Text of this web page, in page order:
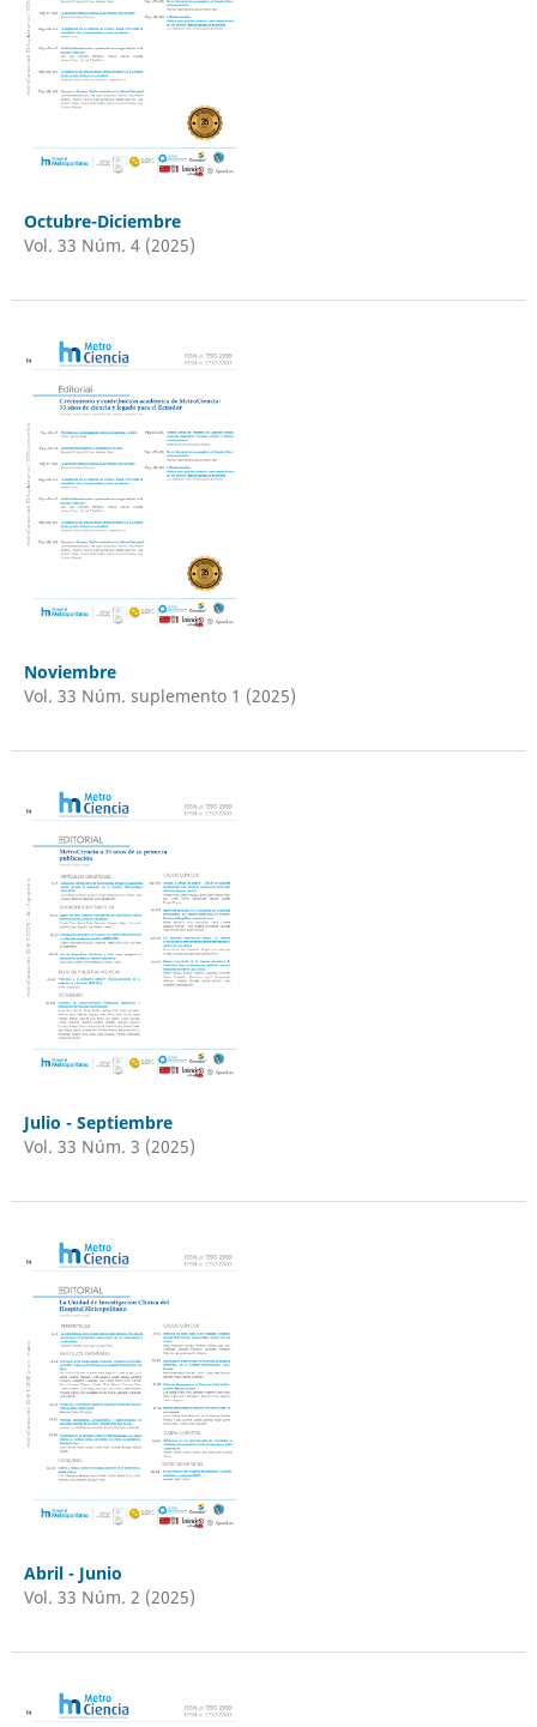
Octubre-Diciembre
Vol. 33 Núm. 4 (2025)
Noviembre
Vol. 33 Núm. suplemento 1 (2025)
Julio - Septiembre
Vol. 33 Núm. 3 (2025)
Abril - Junio
Vol. 33 Núm. 2 (2025)